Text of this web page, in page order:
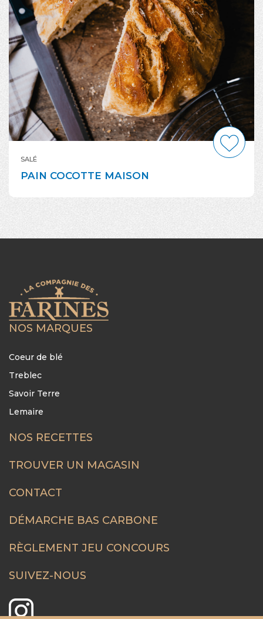
SALÉ
PAIN COCOTTE MAISON
NOS MARQUES
Coeur de blé
Treblec
Savoir Terre
Lemaire
FOOTER
MENU
NOS RECETTES
TROUVER UN MAGASIN
CONTACT
DÉMARCHE BAS CARBONE
RÈGLEMENT JEU CONCOURS
SUIVEZ-NOUS